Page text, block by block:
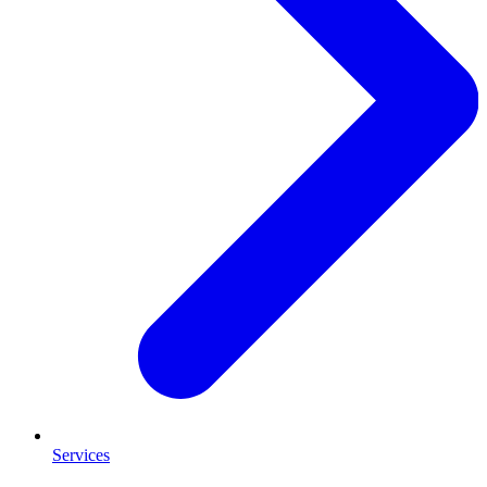
Services